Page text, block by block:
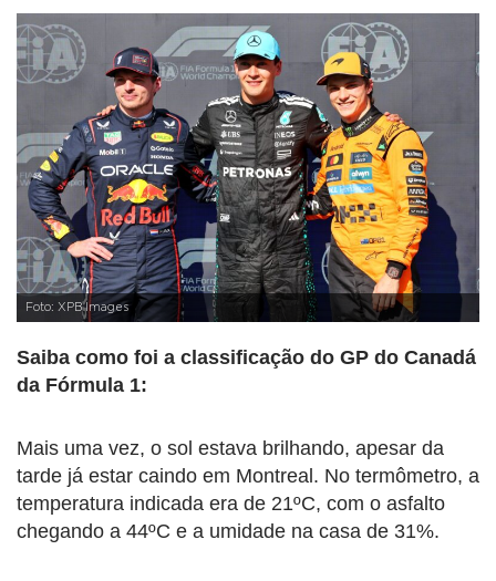
Foto: XPB Images
Saiba como foi a classificação do GP do Canadá
da Fórmula 1:
Mais uma vez, o sol estava brilhando, apesar da
tarde já estar caindo em Montreal. No termômetro, a
temperatura indicada era de 21ºC, com o asfalto
chegando a 44ºC e a umidade na casa de 31%.